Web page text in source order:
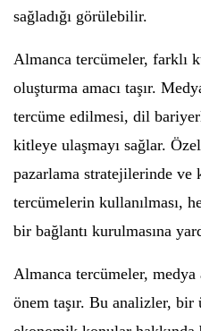
sağladığı görülebilir.
Almanca tercümeler, farklı
oluşturma amacı taşır.
tercüme edilmesi, dil
kitleye ulaşmayı sağlar.
pazarlama stratejilerinde ve
tercümelerin kullanılması,
bir bağlantı kurulmasına
Almanca tercümeler,
önem taşır. Bu analizler,